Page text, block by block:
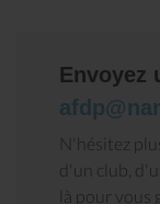
Envoyez
N'hésitez
d'un club,
là pour vous